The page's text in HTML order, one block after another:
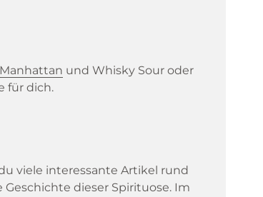
Manhattan und Whisky Sour oder
für dich.
viele interessante Artikel rund
dieser Spirituose. Im